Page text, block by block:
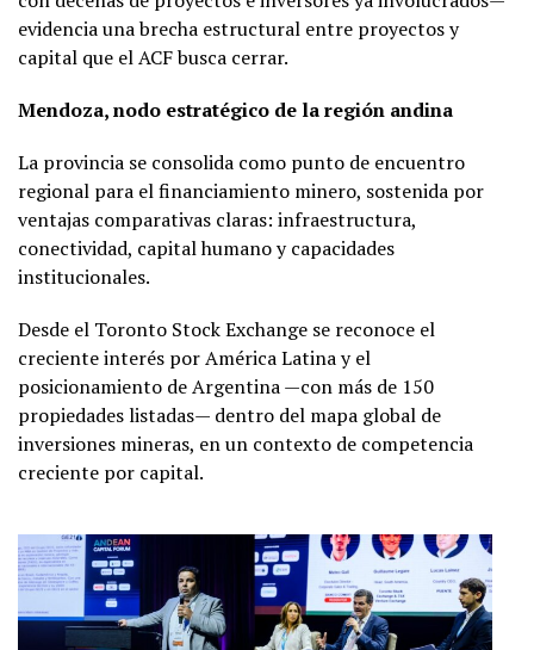
evidencia una brecha estructural entre proyectos y
capital que el ACF busca cerrar.
Mendoza, nodo estratégico de la región andina
La provincia se consolida como punto de encuentro
regional para el financiamiento minero, sostenida por
ventajas comparativas claras: infraestructura,
conectividad, capital humano y capacidades
institucionales.
Desde el Toronto Stock Exchange se reconoce el
creciente interés por América Latina y el
posicionamiento de Argentina —con más de 150
propiedades listadas— dentro del mapa global de
inversiones mineras, en un contexto de competencia
creciente por capital.